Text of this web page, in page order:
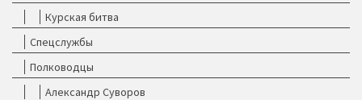
Курская битва
Спецслужбы
Полководцы
Александр Суворов